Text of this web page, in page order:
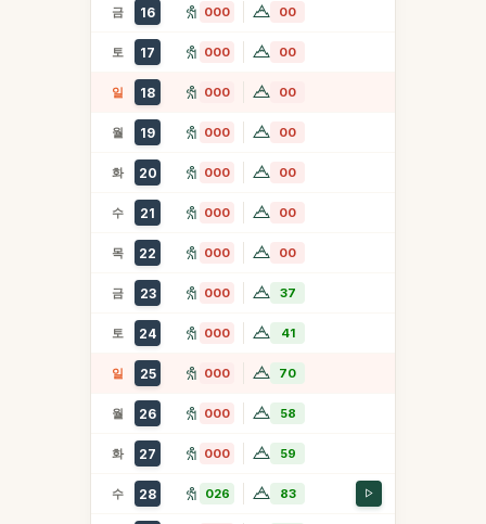
금 16 000 00
토 17 000 00
일 18 000 00
월 19 000 00
화 20 000 00
수 21 000 00
목 22 000 00
금 23 000 37
토 24 000 41
일 25 000 70
월 26 000 58
화 27 000 59
수 28 026 83